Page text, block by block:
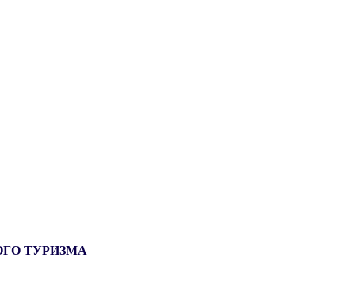
ТУРИЗМА